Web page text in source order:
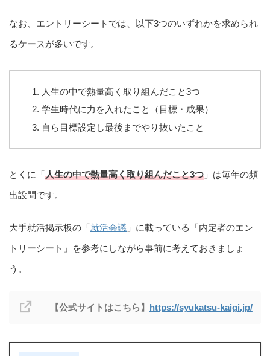
なお、エントリーシートでは、以下3つのいずれかを求められ
るケースが多いです。
人生の中で熱量高く取り組んだこと3つ
学生時代に力を入れたこと（目標・成果）
自ら目標設定し最後までやり抜いたこと
とくに「人生の中で熱量高く取り組んだこと3つ 」は毎年の頻
出設問です。
大手就活掲示板の「就活会議 」に載っている「内定者のエン
トリーシート」を参考にしながら事前に考えておきましょ
う。
【公式サイトはこちら】 https://syukatsu-kaigi.jp/